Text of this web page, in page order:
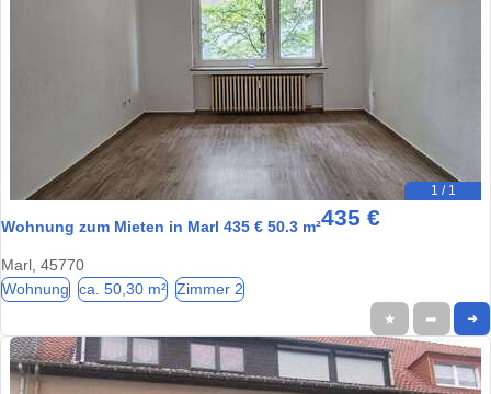
1 / 1
Wohnung zum Mieten in Marl 435 € 50.3 m²435 €
Marl, 45770
Wohnung ca. 50,30 m² Zimmer 2
★ ➦ ➜